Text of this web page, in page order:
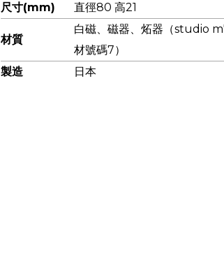
尺寸(mm) 直徑80 高21
材質
白磁、磁器、炻器（studio
材號碼7）
製造
日本